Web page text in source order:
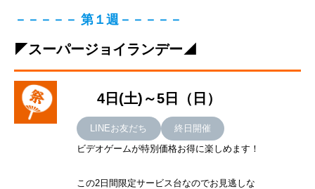
－－－－－ 第１週－－－－－
◤スーパージョイランデー◢
4日(土)～5日（日）
LINEお友だち
終日開催
ビデオゲームが特別価格お得に楽しめます！
この2日間限定サービス台なのでお見逃しな